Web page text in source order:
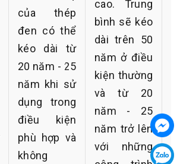
của thép
đen có thể
kéo dài từ
20 năm - 25
năm khi sử
dụng trong
điều kiện
phù hợp và
không
cao. Trung
bình sẽ kéo
dài trên 50
năm ở điều
kiện thường
và từ 20
năm - 25
năm trở lên
với những